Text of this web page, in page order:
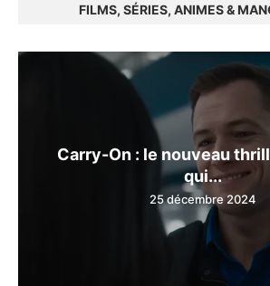
FILMS, SÉRIES, ANIMES &
Carry-On : le nouveau
qui...
25 décembre 2024